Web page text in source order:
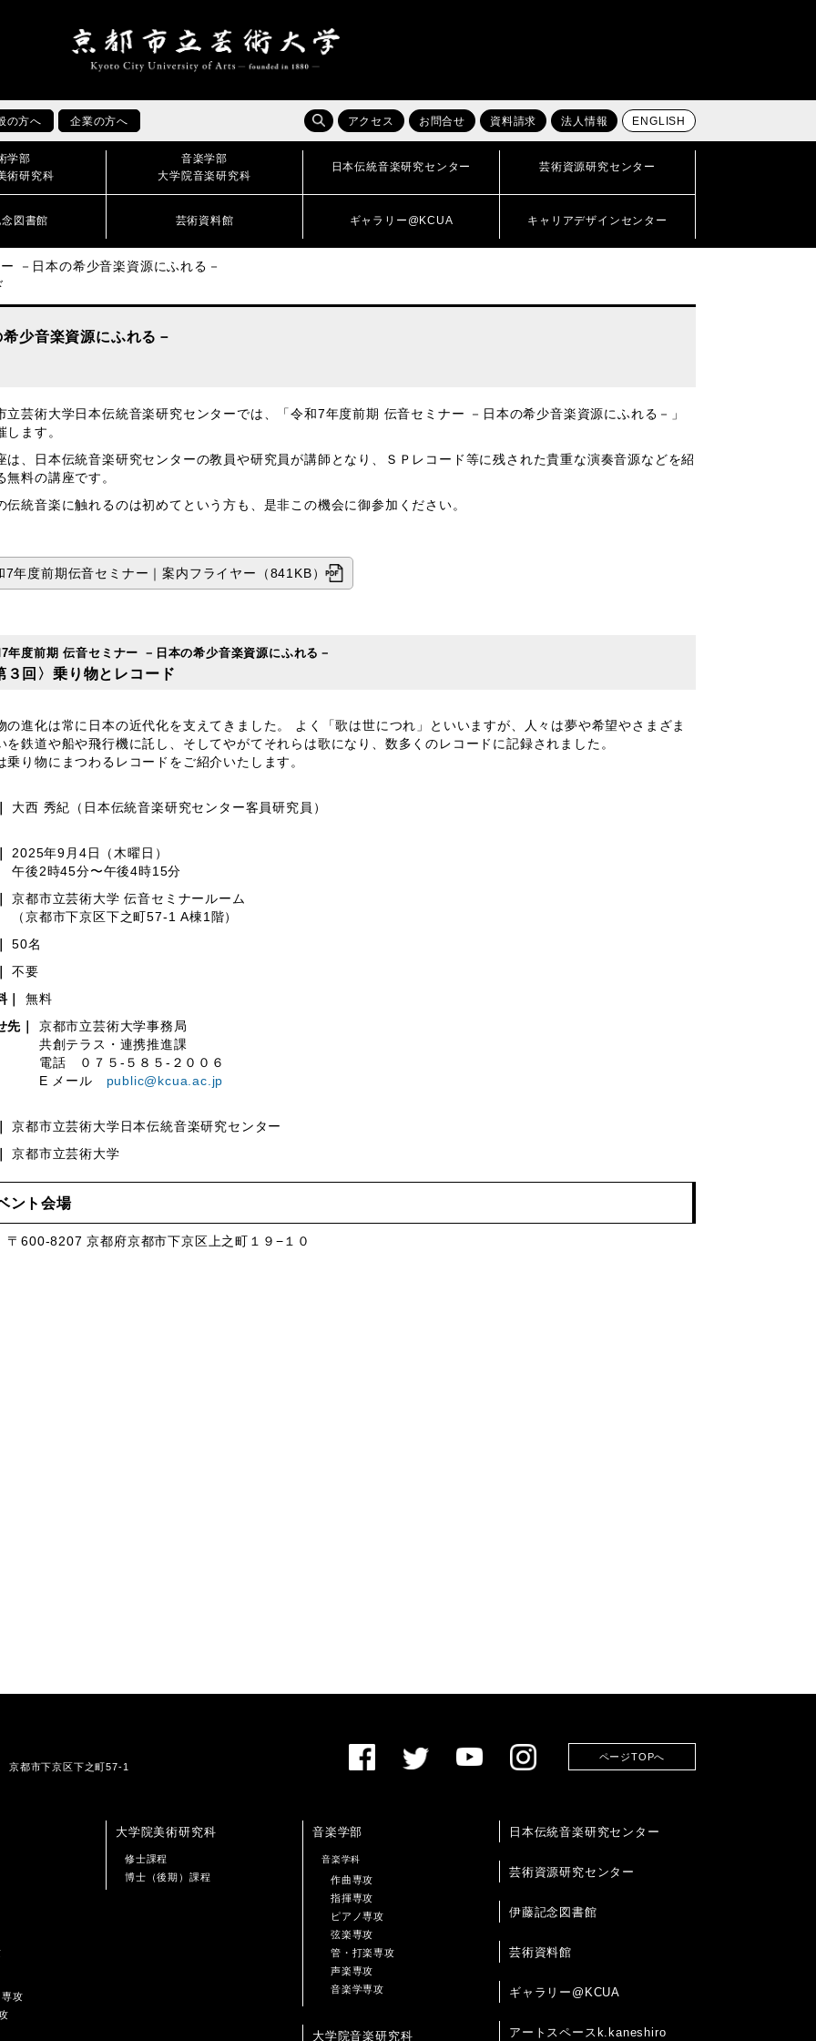
の方へ 企業の方へ アクセス お問合せ 資料請求 法人情報 ENGLISH
学部
術研究科
音楽学部
大学院音楽研究科
日本伝統音楽研究センター 芸術資源研究センター
図書館 芸術資料館 ギャラリー@KCUA キャリアデザインセンター
－日本の希少音楽資源にふれる－
少音楽資源にふれる－
立芸術大学日本伝統音楽研究センターでは、「令和7年度前期 伝音セミナー －日本の希少音楽資源にふれる－」
します。
は、日本伝統音楽研究センターの教員や研究員が講師となり、ＳＰレコード等に残された貴重な演奏音源などを紹
無料の講座です。
伝統音楽に触れるのは初めてという方も、是非この機会に御参加ください。
7年度前期伝音セミナー｜案内フライヤー（841KB）
年度前期 伝音セミナー －日本の希少音楽資源にふれる－
３回〉乗り物とレコード
の進化は常に日本の近代化を支えてきました。 よく「歌は世につれ」といいますが、人々は夢や希望やさまざま
を鉄道や船や飛行機に託し、そしてやがてそれらは歌になり、数多くのレコードに記録されました。
乗り物にまつわるレコードをご紹介いたします。
大西 秀紀（日本伝統音楽研究センター客員研究員）
2025年9月4日（木曜日）
時45分〜午後4時15分
京都市立芸術大学 伝音セミナールーム
市下京区下之町57-1 A棟1階）
50名
不要
｜
無料
先｜
京都市立芸術大学事務局
テラス・連携推進課
０７５-５８５-２００６
ール public@kcua.ac.jp
京都市立芸術大学日本伝統音楽研究センター
京都市立芸術大学
ント会場
〒600-8207 京都府京都市下京区上之町１９−１０
都市下京区下之町57-1
ページTOPへ
攻
大学院美術研究科
修士課程
博士（後期）課程
音楽学部
音楽学科
作曲専攻
指揮専攻
ピアノ専攻
弦楽専攻
管・打楽専攻
声楽専攻
音楽学専攻
大学院音楽研究科
日本伝統音楽研究センター
芸術資源研究センター
伊藤記念図書館
芸術資料館
ギャラリー@KCUA
アートスペースk.kaneshiro